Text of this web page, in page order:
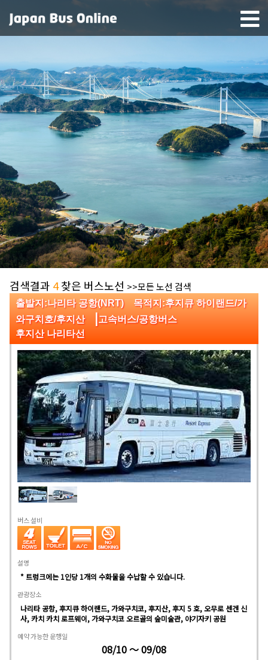
검색결과 4찾은 버스노선 >>모든 노선 검색
출발지:나리타 공항(NRT) 목적지:후지큐 하이랜드/가
와구치호/후지산 |고속버스/공항버스
후지산 나리타선
버스 설비
설명
* 트렁크에는 1인당 1개의 수화물을 수납할 수 있습니다.
관광장소
나리타 공항, 후지큐 하이랜드, 가와구치코, 후지산, 후지 5 호, 오무로 센겐 신
사, 카치 카치 로프웨이, 가와구치코 오르골의 숲미술관, 야기자키 공원
예약 가능한 운행일
08/10 ～ 09/08